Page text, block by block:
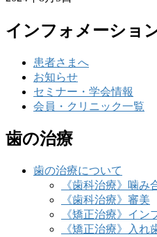
インフォメーショ
患者さまへ
お知らせ
セミナー・学会情報
会員・クリニック一覧
歯の治療
歯の治療について
《歯科治療》噛み
《歯科治療》審美
《矯正治療》イン
《矯正治療》入れ